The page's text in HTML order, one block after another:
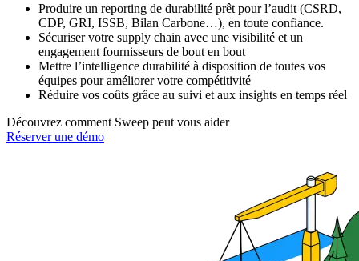
Produire un reporting de durabilité prêt pour l’audit (CSRD,
CDP, GRI, ISSB, Bilan Carbone…), en toute confiance.
Sécuriser votre supply chain avec une visibilité et un
engagement fournisseurs de bout en bout
Mettre l’intelligence durabilité à disposition de toutes vos
équipes pour améliorer votre compétitivité
Réduire vos coûts grâce au suivi et aux insights en temps réel
Découvrez comment Sweep peut vous aider
Réserver une démo